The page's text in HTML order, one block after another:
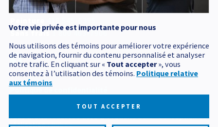
T 418 545-1698
Sans frais 1 800 463-7906
Politique de confidentialité
Mes préférences cookies
Tous droits réservés 2026 © Produits BCM Conception et
réalisation :Nubee
Votre vie privée est importante pour nous
Nous utilisons des témoins pour améliorer votre expérience
de navigation, fournir du contenu personnalisé et analyser
notre trafic. En cliquant sur « Tout accepter», vous
consentez à l’utilisation des témoins. Politique relative
aux témoins
TOUT ACCEPTER